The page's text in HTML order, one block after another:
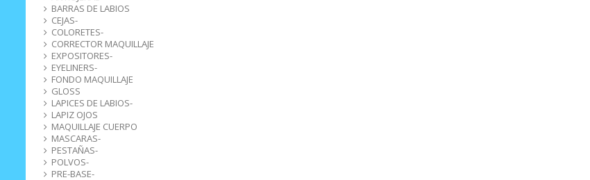
BARRAS DE LABIOS
CEJAS-
COLORETES-
CORRECTOR MAQUILLAJE
EXPOSITORES-
EYELINERS-
FONDO MAQUILLAJE
GLOSS
LAPICES DE LABIOS-
LAPIZ OJOS
MAQUILLAJE CUERPO
MASCARAS-
PESTAÑAS-
POLVOS-
PRE-BASE-